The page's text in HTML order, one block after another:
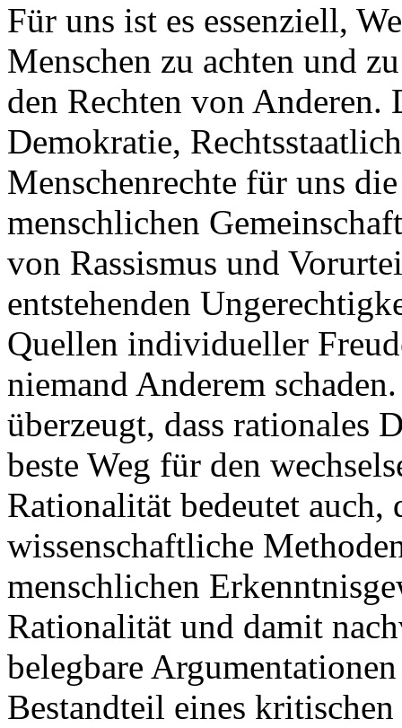
Für uns ist es essenziell,
Menschen zu achten und
den Rechten von Anderen.
Demokratie,
Menschenrechte für uns
menschlichen
von Rassismus und
entstehenden
Quellen individueller
niemand Anderem
überzeugt, dass rationales
beste Weg für den
Rationalität bedeutet auch,
wissenschaftliche
menschlichen
Rationalität und damit
belegbare
Bestandteil eines kritischen